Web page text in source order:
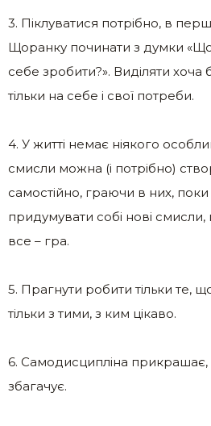
3. Піклуватися потрібно, в
Щоранку починати з думки
себе зробити?». Виділяти
тільки на себе і свої потреби.
4. У житті немає ніякого
смисли можна (і потрібно)
самостійно, граючи в них,
придумувати собі нові
все – гра.
5. Прагнути робити тільки те,
тільки з тими, з ким цікаво.
6. Самодисципліна прикрашає,
збагачує.